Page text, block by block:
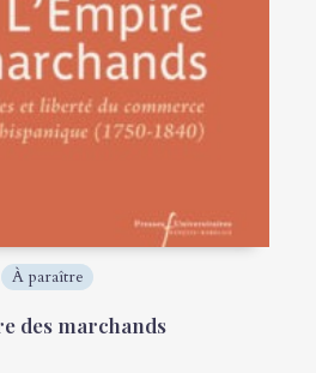
À paraître
des marchands